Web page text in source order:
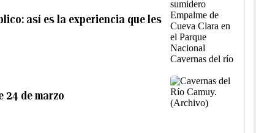
así es la experiencia que les
24 de marzo